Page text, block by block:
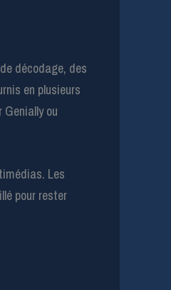
décodage, des
en plusieurs
ou
Les
pour rester